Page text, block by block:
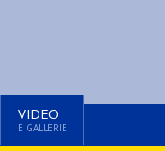
VIDEO
E GALLERIE